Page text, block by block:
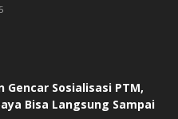
Gencar Sosialisasi PTM,
Bisa Langsung Sampai